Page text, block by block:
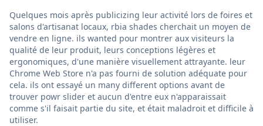
Quelques mois après publicizing leur activité lors de foires et
salons d'artisanat locaux, rbia shades cherchait un moyen de
vendre en ligne. ils wanted pour montrer aux visiteurs la
qualité de leur produit, leurs conceptions légères et
ergonomiques, d'une manière visuellement attrayante. leur
Chrome Web Store n'a pas fourni de solution adéquate pour
cela. ils ont essayé un many different options avant de
trouver powr slider et aucun d'entre eux n'apparaissait
comme s'il faisait partie du site, et était maladroit et difficile à
utiliser.